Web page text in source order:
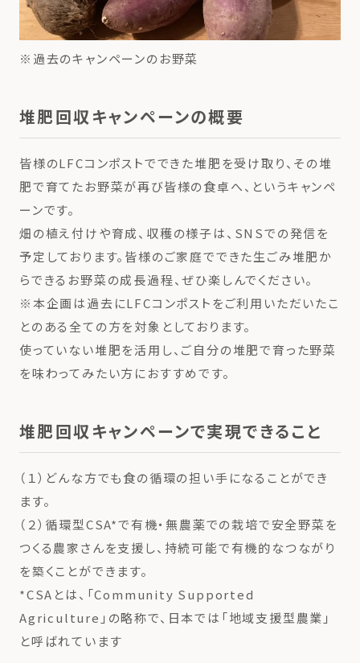
※過去のキャンペーンのお野菜
堆肥回収キャンペーンの概要
皆様のLFCコンポストでできた堆肥を受け取り、その堆
肥で育てたお野菜が再び皆様の食卓へ、というキャンペ
ーンです。
畑の植え付けや育成、収穫の様子は、SNSでの発信を
予定しております。皆様のご家庭でできた生ごみ堆肥か
らできるお野菜の成長過程、ぜひ楽しんでください。
※本企画は過去にLFCコンポストをご利用いただいたこ
とのある全ての方を対象としております。
使っていない堆肥を活用し、ご自分の堆肥で育った野菜
を味わってみたい方におすすめです。
堆肥回収キャンペーンで実現できること
（１）どんな方でも食の循環の担い手になることができ
ます。
（２）循環型CSA*で有機・無農薬での栽培で安全野菜を
つくる農家さんを支援し、持続可能で有機的なつながり
を築くことができます。
*CSAとは、「Community Supported
Agriculture」の略称で、日本では「地域支援型農業」
と呼ばれています